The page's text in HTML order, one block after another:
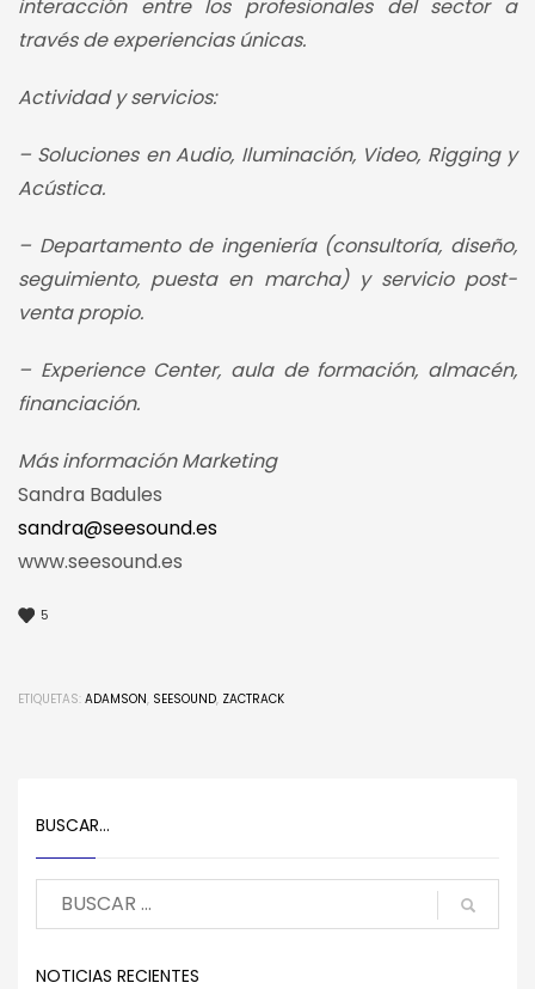
interacción entre los profesionales del sector a
través de experiencias únicas.
Actividad y servicios:
– Soluciones en Audio, Iluminación, Video, Rigging y
Acústica.
– Departamento de ingeniería (consultoría, diseño,
seguimiento, puesta en marcha) y servicio post-
venta propio.
– Experience Center, aula de formación, almacén,
financiación.
Más información Marketing
Sandra Badules
sandra@seesound.es
www.seesound.es
5
ETIQUETAS: ADAMSON, SEESOUND, ZACTRACK
BUSCAR…
NOTICIAS RECIENTES